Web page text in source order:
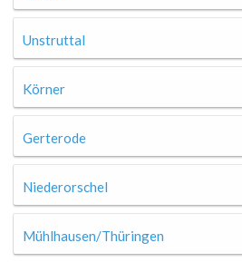
Unstruttal
Körner
Gerterode
Niederorschel
Mühlhausen/Thüringen